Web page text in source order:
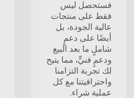
فستحصل ليس
فقط على منتجات
عالية الجودة، بل
أيضًا على دعمٍ
شاملٍ ما بعد البيع
ودعمٍ فنيٍّ، مما يتيح
لك تجربة التزامنا
واحترافيتنا مع كل
عملية شراء.